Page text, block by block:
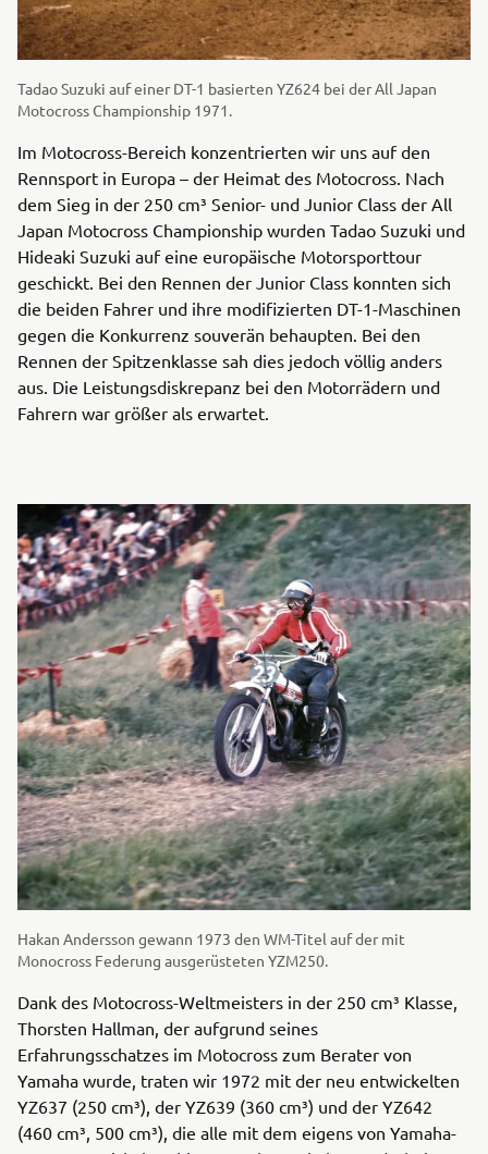
Tadao Suzuki auf einer DT-1 basierten YZ624 bei der All Japan
Motocross Championship 1971.
Im Motocross-Bereich konzentrierten wir uns auf den
Rennsport in Europa – der Heimat des Motocross. Nach
dem Sieg in der 250 cm³ Senior- und Junior Class der All
Japan Motocross Championship wurden Tadao Suzuki und
Hideaki Suzuki auf eine europäische Motorsporttour
geschickt. Bei den Rennen der Junior Class konnten sich
die beiden Fahrer und ihre modifizierten DT-1-Maschinen
gegen die Konkurrenz souverän behaupten. Bei den
Rennen der Spitzenklasse sah dies jedoch völlig anders
aus. Die Leistungsdiskrepanz bei den Motorrädern und
Fahrern war größer als erwartet.
Hakan Andersson gewann 1973 den WM-Titel auf der mit
Monocross Federung ausgerüsteten YZM250.
Dank des Motocross-Weltmeisters in der 250 cm³ Klasse,
Thorsten Hallman, der aufgrund seines
Erfahrungsschatzes im Motocross zum Berater von
Yamaha wurde, traten wir 1972 mit der neu entwickelten
YZ637 (250 cm³), der YZ639 (360 cm³) und der YZ642
(460 cm³, 500 cm³), die alle mit dem eigens von Yamaha-